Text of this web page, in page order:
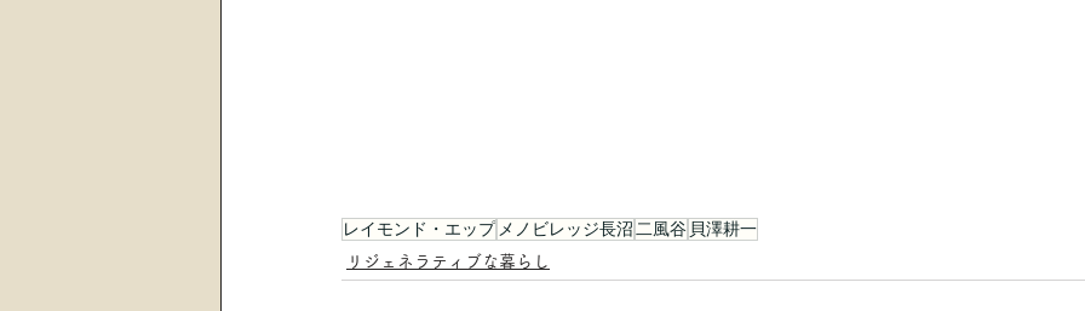
レイモンド・エップ メノビレッジ長沼二風谷 貝澤耕一
リジェネラティブな暮らし